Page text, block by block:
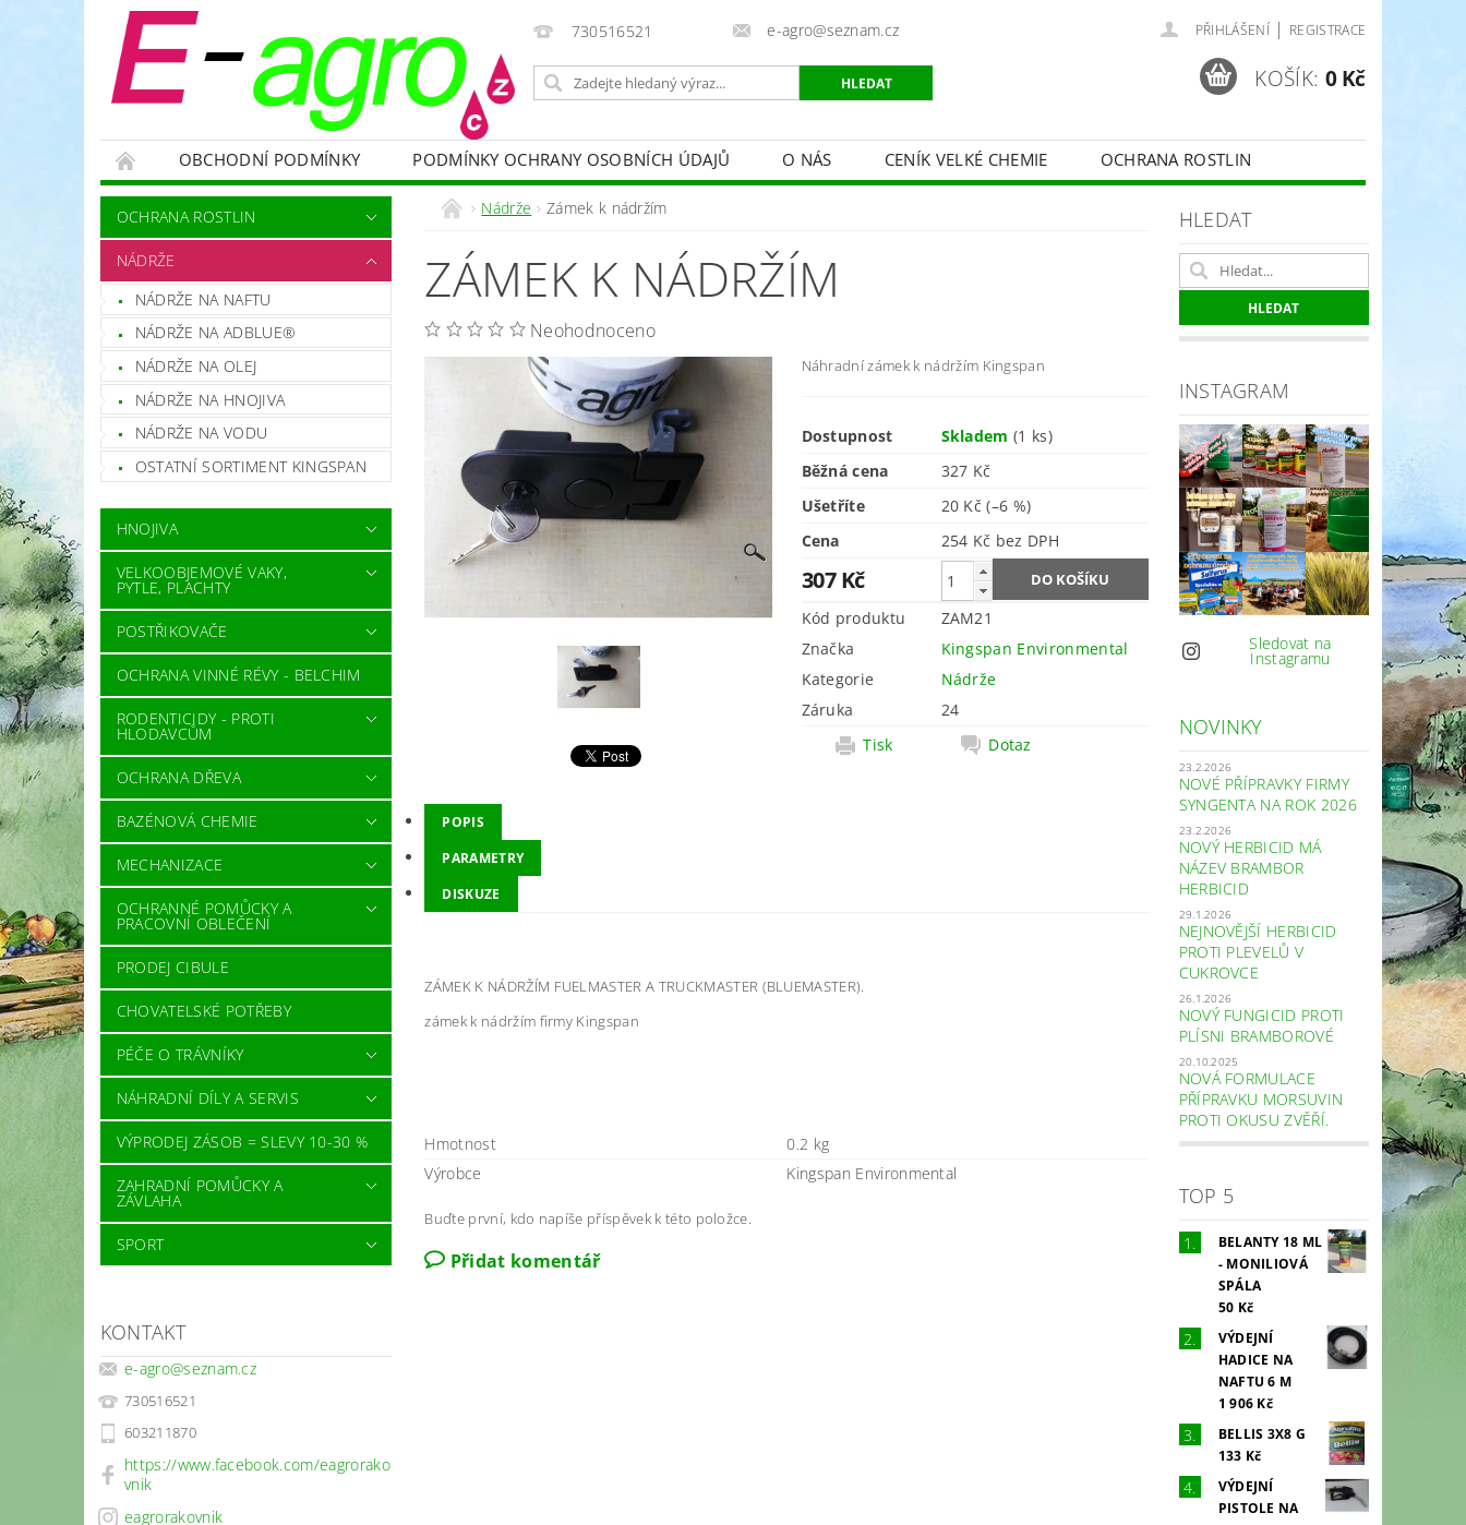
730516521 e-agro@seznam.cz PŘIHLÁŠENÍ | REGISTRACE
KOŠÍK: 0 Kč
OBCHODNÍ PODMÍNKY PODMÍNKY OCHRANY OSOBNÍCH ÚDAJŮ O NÁS CENÍK VELKÉ CHEMIE
OCHRANA ROSTLIN
NÁDRŽE
HNOJIVA VELKOOBJEMOVÉ VAKY, PYTLE, PLACHTY
RODENTICIDY - PROTI HLODAVCŮM
OCHRANNÉ POMŮCKY A PRACOVNÍ OBLEČENÍ
PRODEJ CIBULE CHOVATELSKÉ POTŘEBY
NÁHRADNÍ DÍLY A SERVIS
VÝPRODEJ ZÁSOB = SLEVY 10-30 %
OCHRANA ROSTLIN
NÁDRŽE
NÁDRŽE NA NAFTU
NÁDRŽE NA ADBLUE®
NÁDRŽE NA OLEJ
NÁDRŽE NA HNOJIVA
NÁDRŽE NA VODU
OSTATNÍ SORTIMENT KINGSPAN
HNOJIVA
VELKOOBJEMOVÉ VAKY,
PYTLE, PLACHTY
POSTŘIKOVAČE
OCHRANA VINNÉ RÉVY - BELCHIM
RODENTICIDY - PROTI
HLODAVCŮM
OCHRANA DŘEVA
BAZÉNOVÁ CHEMIE
MECHANIZACE
OCHRANNÉ POMŮCKY A
PRACOVNÍ OBLEČENÍ
PRODEJ CIBULE
CHOVATELSKÉ POTŘEBY
PÉČE O TRÁVNÍKY
NÁHRADNÍ DÍLY A SERVIS
VÝPRODEJ ZÁSOB = SLEVY 10-30 %
ZAHRADNÍ POMŮCKY A
ZÁVLAHA
SPORT
KONTAKT
e-agro@seznam.cz
730516521
603211870
https://www.facebook.com/eagrorako
vnik
eagrorakovnik
Nádrže Zámek k nádržím
ZÁMEK K NÁDRŽÍM
Neohodnoceno
Náhradní zámek k nádržím Kingspan
Dostupnost Skladem(1 ks)
Běžná cena
327 Kč
Ušetříte
20 Kč(–6 %)
Cena
254 Kč bez DPH
307 Kč
Kód produktu
ZAM21
Značka
Kingspan Environmental
Kategorie
Nádrže
Záruka
24
Tisk
Dotaz
POPIS
PARAMETRY
DISKUZE
ZÁMEK K NÁDRŽÍM FUELMASTER A TRUCKMASTER (BLUEMASTER).
zámek k nádržím firmy Kingspan
Hmotnost
0.2 kg
Výrobce
Kingspan Environmental
Buďte první, kdo napíše příspěvek k této položce.
Přidat komentář
HLEDAT
INSTAGRAM
Sledovat na
Instagramu
NOVINKY
23.2.2026
NOVÉ PŘÍPRAVKY FIRMY
SYNGENTA NA ROK 2026
23.2.2026
NOVÝ HERBICID MÁ
NÁZEV BRAMBOR
HERBICID
29.1.2026
NEJNOVĚJŠÍ HERBICID
PROTI PLEVELŮ V
CUKROVCE
26.1.2026
NOVÝ FUNGICID PROTI
PLÍSNI BRAMBOROVÉ
20.10.2025
NOVÁ FORMULACE
PŘÍPRAVKU MORSUVIN
PROTI OKUSU ZVĚŘÍ.
TOP 5
BELANTY 18 ML
- MONILIOVÁ
SPÁLA
50 Kč
VÝDEJNÍ
HADICE NA
NAFTU 6 M
1 906 Kč
BELLIS 3X8 G
133 Kč
VÝDEJNÍ
PISTOLE NA